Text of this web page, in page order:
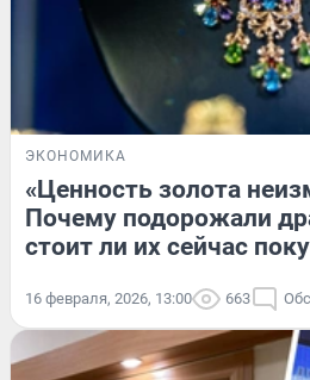
ЭКОНОМИКА
«Ценность золота
Почему подорожали
стоит ли их сейчас
16 февраля, 2026, 13:00 663